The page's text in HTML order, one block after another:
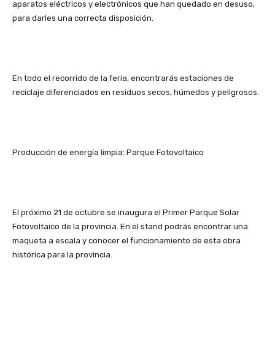
aparatos eléctricos y electrónicos que han quedado en desuso,
para darles una correcta disposición.
En todo el recorrido de la feria, encontrarás estaciones de
reciclaje diferenciados en residuos secos, húmedos y peligrosos.
Producción de energía limpia: Parque Fotovoltaico
El próximo 21 de octubre se inaugura el Primer Parque Solar
Fotovoltaico de la provincia. En el stand podrás encontrar una
maqueta a escala y conocer el funcionamiento de esta obra
histórica para la provincia.